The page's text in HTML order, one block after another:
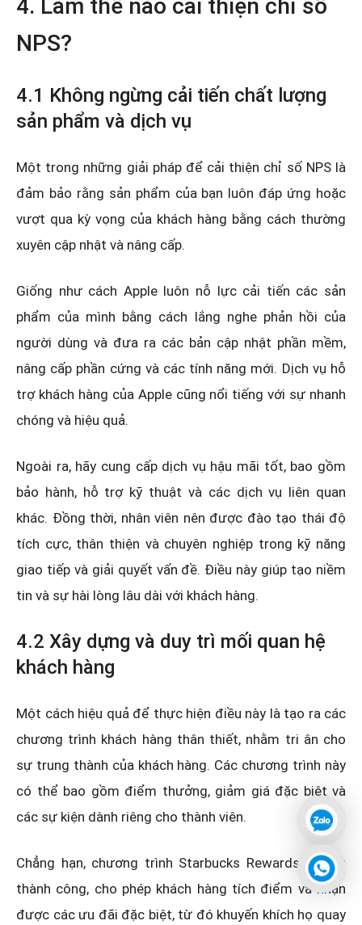
4. Làm thế nào cải thiện chỉ số
NPS?
4.1 Không ngừng cải tiến chất lượng
sản phẩm và dịch vụ
Một trong những giải pháp để cải thiện chỉ số NPS là
đảm bảo rằng sản phẩm của bạn luôn đáp ứng hoặc
vượt qua kỳ vọng của khách hàng bằng cách thường
xuyên cập nhật và nâng cấp.
Giống như cách Apple luôn nỗ lực cải tiến các sản
phẩm của mình bằng cách lắng nghe phản hồi của
người dùng và đưa ra các bản cập nhật phần mềm,
nâng cấp phần cứng và các tính năng mới. Dịch vụ hỗ
trợ khách hàng của Apple cũng nổi tiếng với sự nhanh
chóng và hiệu quả.
Ngoài ra, hãy cung cấp dịch vụ hậu mãi tốt, bao gồm
bảo hành, hỗ trợ kỹ thuật và các dịch vụ liên quan
khác. Đồng thời, nhân viên nên được đào tạo thái độ
tích cực, thân thiện và chuyên nghiệp trong kỹ năng
giao tiếp và giải quyết vấn đề. Điều này giúp tạo niềm
tin và sự hài lòng lâu dài với khách hàng.
4.2 Xây dựng và duy trì mối quan hệ
khách hàng
Một cách hiệu quả để thực hiện điều này là tạo ra các
chương trình khách hàng thân thiết, nhằm tri ân cho
sự trung thành của khách hàng. Các chương trình này
có thể bao gồm điểm thưởng, giảm giá đặc biệt và
các sự kiện dành riêng cho thành viên.
Chẳng hạn, chương trình Starbucks Rewards đã rất
thành công, cho phép khách hàng tích điểm và nhận
được các ưu đãi đặc biệt, từ đó khuyến khích họ quay